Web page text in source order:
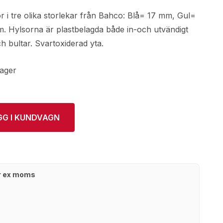
i tre olika storlekar från Bahco: Blå= 17 mm, Gul=
Hylsorna är plastbelagda både in-och utvändigt
bultar. Svartoxiderad yta.
I KUNDVAGN
ex moms